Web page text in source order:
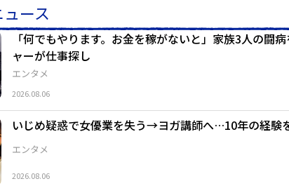
ース
エンタメ
「何でもやります。お金を稼がないと」家族3人の闘
ャーが仕事探し
2026.08.06
エンタメ
いじめ疑惑で女優業を失う→ヨガ講師へ…10年の経験
2026.08.06